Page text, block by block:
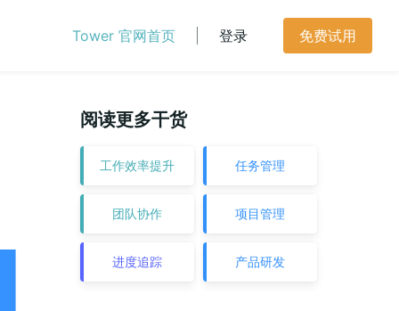
Tower 官网首页 登录 免费试用
阅读更多干货
工作效率提升 任务管理
团队协作 项目管理
进度追踪 产品研发